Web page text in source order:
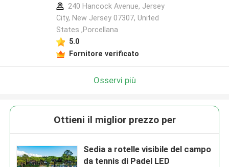
240 Hancock Avenue, Jersey
City, New Jersey 07307, United
States ,Porcellana
5.0
Fornitore verificato
Osservi più
Ottieni il miglior prezzo per
Sedia a rotelle visibile del campo
da tennis di Padel LED